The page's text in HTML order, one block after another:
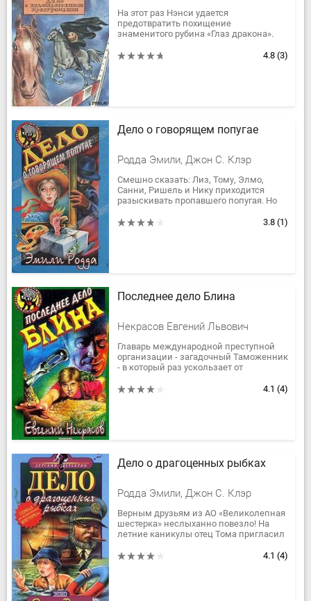
На этот раз Нэнси удается
предотвратить похищение
знаменитого рубина «Глаз дракона».
4.8 (3)
Дело о говорящем попугае
Родда Эмили, Джон С. Клэр
Смешно сказать: Лиз, Тому, Элмо,
Санни, Ришель и Нику приходится
разыскивать пропавшего попугая. Но
следуют анонимные звонки и письма
3.8 (1)
Последнее дело Блина
Некрасов Евгений Львович
Главарь международной преступной
организации - загадочный Таможенник
- в который раз ускользает от
его становится для Блинова-
4.1 (4)
Дело о драгоценных рыбках
Родда Эмили, Джон С. Клэр
Верным друзьям из АО «Великолепная
шестерка» неслыханно повезло! На
летние каникулы отец Тома пригласил
городок на океанском...
4.1 (4)